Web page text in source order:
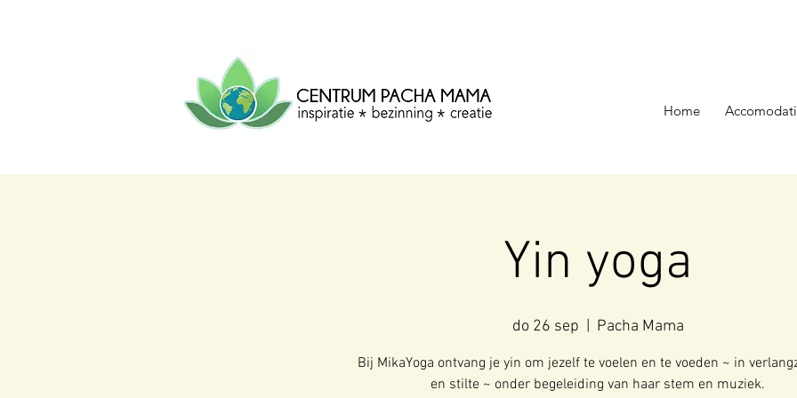
CENTRUM
PACHA
MAMA Centrum voor inspiratie, bezinning &
creatie.
Home
Yin yoga
do 26 sep Pacha Mama
Bij MikaYoga ontvang je yin om jezelf te voelen en te voeden ~ in
en stilte ~ onder begeleiding van haar stem en muziek.